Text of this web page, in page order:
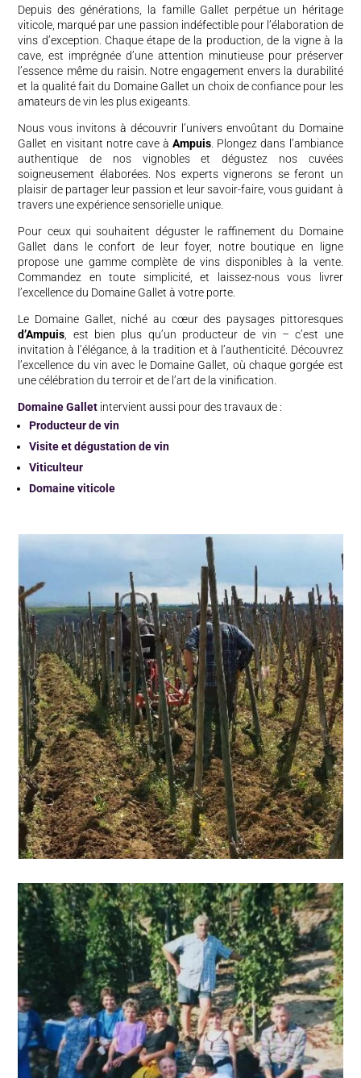
Depuis des générations, la famille Gallet perpétue un héritage
viticole, marqué par une passion indéfectible pour l’élaboration de
vins d’exception. Chaque étape de la production, de la vigne à la
cave, est imprégnée d’une attention minutieuse pour préserver
l’essence même du raisin. Notre engagement envers la durabilité
et la qualité fait du Domaine Gallet un choix de confiance pour les
amateurs de vin les plus exigeants.
Nous vous invitons à découvrir l’univers envoûtant du Domaine
Gallet en visitant notre cave àAmpuis . Plongez dans l’ambiance
authentique de nos vignobles et dégustez nos cuvées
soigneusement élaborées. Nos experts vignerons se feront un
plaisir de partager leur passion et leur savoir-faire, vous guidant à
travers une expérience sensorielle unique.
Pour ceux qui souhaitent déguster le raffinement du Domaine
Gallet dans le confort de leur foyer, notre boutique en ligne
propose une gamme complète de vins disponibles à la vente.
Commandez en toute simplicité, et laissez-nous vous livrer
l’excellence du Domaine Gallet à votre porte.
Le Domaine Gallet, niché au cœur des paysages pittoresques
d’Ampuis , est bien plus qu’un producteur de vin – c’est une
invitation à l’élégance, à la tradition et à l’authenticité. Découvrez
l’excellence du vin avec le Domaine Gallet, où chaque gorgée est
une célébration du terroir et de l’art de la vinification.
Domaine Gallet intervient aussi pour des travaux de :
Producteur de vin
Visite et dégustation de vin
Viticulteur
Domaine viticole